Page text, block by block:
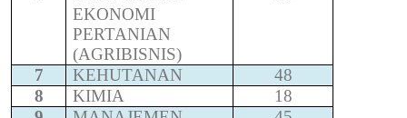
EKONOMI
PERTANIAN
(AGRIBISNIS)
7 KEHUTANAN
48
8
KIMIA
18